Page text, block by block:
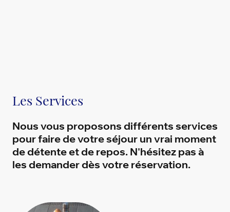
Les Services
Nous vous proposons différents services
pour faire de votre séjour un vrai moment
de détente et de repos. N'hésitez pas à
les demander dès votre réservation.